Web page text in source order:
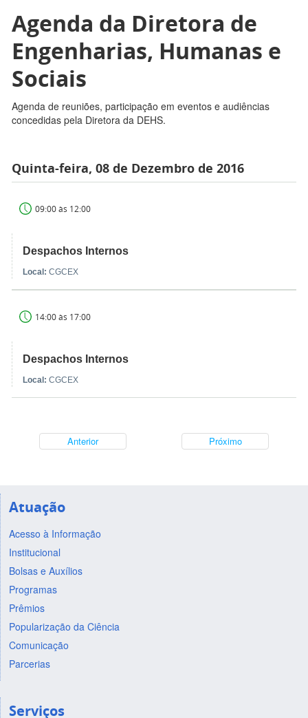
Agenda da Diretora de
Engenharias, Humanas e
Sociais
Agenda de reuniões, participação em eventos e audiências
concedidas pela Diretora da DEHS.
Quinta-feira, 08 de Dezembro de 2016
09:00 às 12:00
Despachos Internos
Local: CGCEX
14:00 às 17:00
Despachos Internos
Local: CGCEX
Anterior Próximo
Atuação
Acesso à Informação
Institucional
Bolsas e Auxílios
Programas
Prêmios
Popularização da Ciência
Comunicação
Parcerias
Serviços